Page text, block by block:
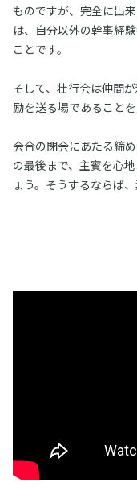
ものですが、完全に出
は、自分以外の幹事経
ことです。
そして、壮行会は仲間
励を送る場であること
会合の閉会にあたる締
の最後まで、主賓を心
ょう。そうするならば